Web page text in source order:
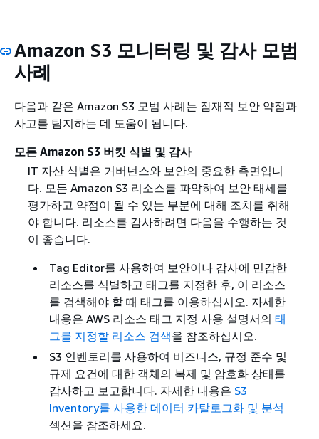
Amazon S3 모니터링 및 감사 모범
사례
다음과 같은 Amazon S3 모범 사례는 잠재적 보안 약점과
사고를 탐지하는 데 도움이 됩니다.
모든 Amazon S3 버킷 식별 및 감사
IT 자산 식별은 거버넌스와 보안의 중요한 측면입니
다. 모든 Amazon S3 리소스를 파악하여 보안 태세를
평가하고 약점이 될 수 있는 부분에 대해 조치를 취해
야 합니다. 리소스를 감사하려면 다음을 수행하는 것
이 좋습니다.
Tag Editor를 사용하여 보안이나 감사에 민감한
리소스를 식별하고 태그를 지정한 후, 이 리소스
를 검색해야 할 때 태그를 이용하십시오. 자세한
내용은 AWS 리소스 태그 지정 사용 설명서의 태
그를 지정할 리소스 검색을 참조하십시오.
S3 인벤토리를 사용하여 비즈니스, 규정 준수 및
규제 요건에 대한 객체의 복제 및 암호화 상태를
감사하고 보고합니다. 자세한 내용은 S3
Inventory를 사용한 데이터 카탈로그화 및 분석
섹션을 참조하세요.